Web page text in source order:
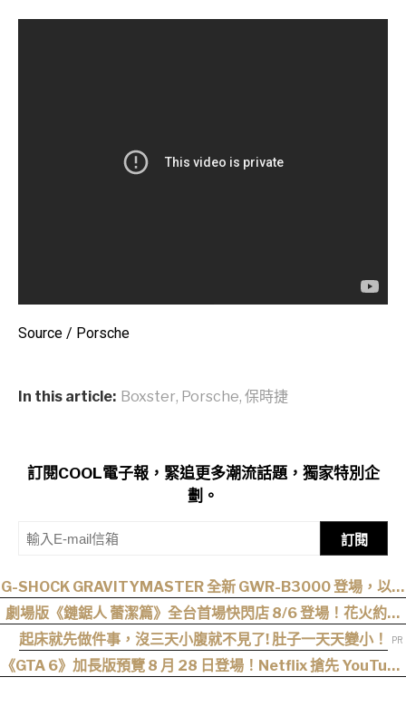
Source / Porsche
In this article: Boxster, Porsche, 保時捷
訂閱COOL電子報，緊追更多潮流話題，獨家特別企
劃。
訂閱
G-SHOCK GRAVITYMASTER 全新 GWR-B3000 登場，以超
音速噴射機為靈感！
劇場版《鏈鋸人 蕾潔篇》全台首場快閃店 8/6 登場！花火約會
場景、限定周邊一次看
起床就先做件事，沒三天小腹就不見了! 肚子一天天變小！
《GTA 6》加長版預覽 8 月 28 日登場！Netflix 搶先 YouTube